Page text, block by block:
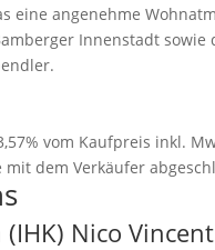
eine angenehme
Innenstadt
vom Kaufpreis inkl.
dem Verkäufer
Nico